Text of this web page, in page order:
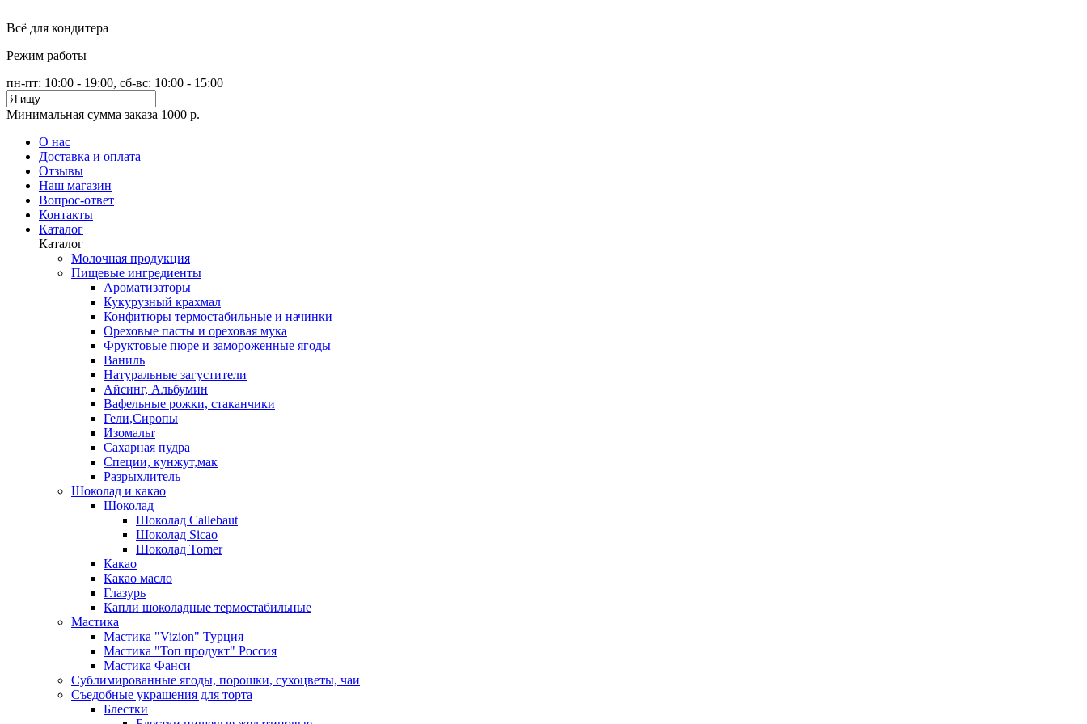
Всё для кондитера
Режим работы
пн-пт: 10:00 - 19:00, сб-вс: 10:00 - 15:00
Минимальная сумма заказа 1000 р.
О нас
Доставка и оплата
Отзывы
Наш магазин
Вопрос-ответ
Контакты
Каталог
Каталог
Молочная продукция
Пищевые ингредиенты
Ароматизаторы
Кукурузный крахмал
Конфитюры термостабильные и начинки
Ореховые пасты и ореховая мука
Фруктовые пюре и замороженные ягоды
Ваниль
Натуральные загустители
Айсинг, Альбумин
Вафельные рожки, стаканчики
Гели,Сиропы
Изомальт
Сахарная пудра
Специи, кунжут,мак
Разрыхлитель
Шоколад и какао
Шоколад
Шоколад Callebaut
Шоколад Sicao
Шоколад Tomer
Какао
Какао масло
Глазурь
Капли шоколадные термостабильные
Мастика
Мастика "Vizion" Турция
Мастика "Топ продукт" Россия
Мастика Фанси
Сублимированные ягоды, порошки, сухоцветы, чаи
Съедобные украшения для торта
Блестки